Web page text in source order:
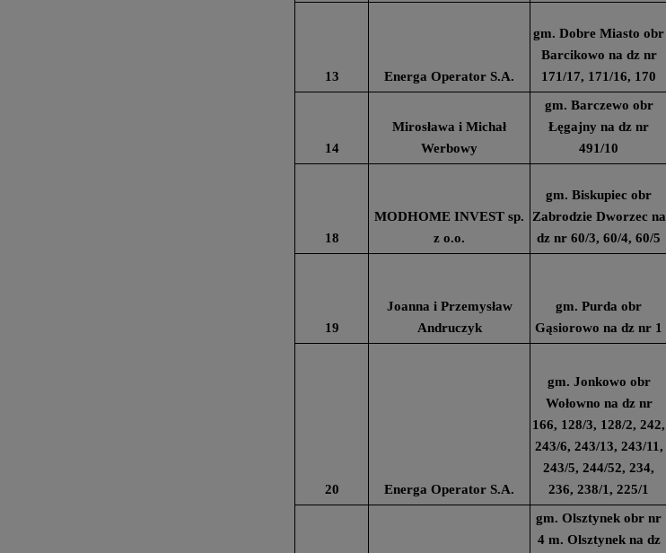
13 Energa Operator S.A.
gm. Dobre Miasto obr
Barcikowo na dz nr
171/17, 171/16, 170
14
Mirosława i Michał
Werbowy
gm. Barczewo obr
Łęgajny na dz nr
491/10
18
MODHOME INVEST sp.
z o.o.
gm. Biskupiec obr
Zabrodzie Dworzec na
dz nr 60/3, 60/4, 60/5
19
Joanna i Przemysław
Andruczyk
gm. Purda obr
Gąsiorowo na dz nr 1
20 Energa Operator S.A.
gm. Jonkowo obr
Wołowno na dz nr
166, 128/3, 128/2, 242,
243/6, 243/13, 243/11,
243/5, 244/52, 234,
236, 238/1, 225/1
gm. Olsztynek obr nr
4 m. Olsztynek na dz